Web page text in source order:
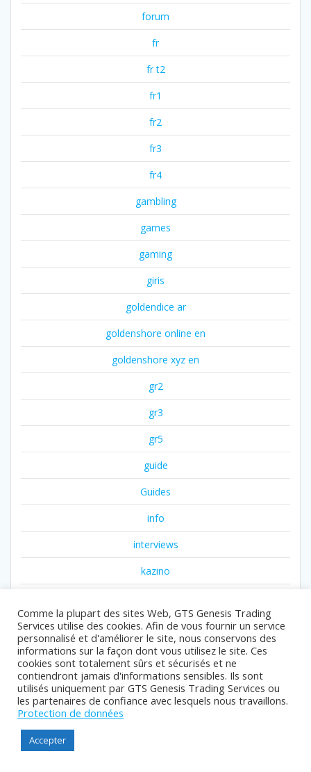
forum
fr
fr t2
fr1
fr2
fr3
fr4
gambling
games
gaming
giris
goldendice ar
goldenshore online en
goldenshore xyz en
gr2
gr3
gr5
guide
Guides
info
interviews
kazino
luckydraft xyz ar
media
media111
media22
Comme la plupart des sites Web, GTS Genesis Trading
Services utilise des cookies. Afin de vous fournir un service
personnalisé et d'améliorer le site, nous conservons des
informations sur la façon dont vous utilisez le site. Ces
cookies sont totalement sûrs et sécurisés et ne
contiendront jamais d'informations sensibles. Ils sont
utilisés uniquement par GTS Genesis Trading Services ou
les partenaires de confiance avec lesquels nous travaillons.
Protection de données
Accepter